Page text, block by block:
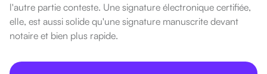
l'autre partie conteste. Une signature électronique certifiée,
elle, est aussi solide qu'une signature manuscrite devant
notaire et bien plus rapide.